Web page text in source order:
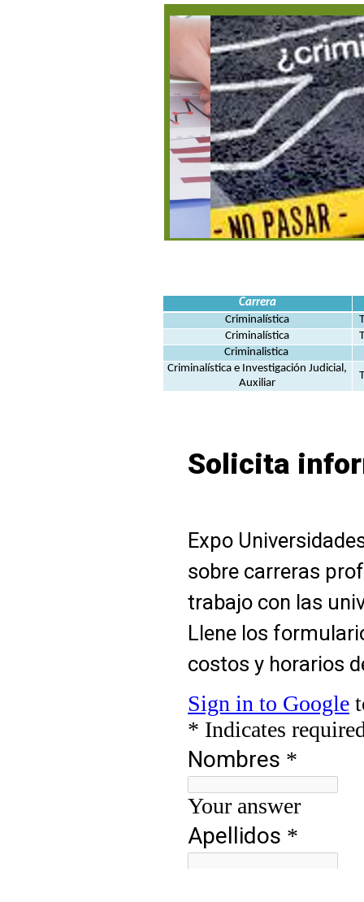
Carrera
Criminalística
Criminalística
Criminalistica
Criminalística e Investigación Judicial,
Auxiliar